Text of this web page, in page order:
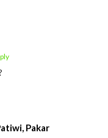
Pakar